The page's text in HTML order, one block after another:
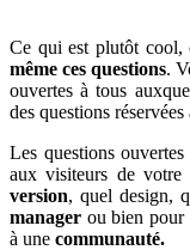
Ce qui est plutôt cool,
même ces questions.
ouvertes à tous
des questions réservées
Les questions
aux visiteurs de votre
version, quel design,
manager ou bien pour
à une communauté.